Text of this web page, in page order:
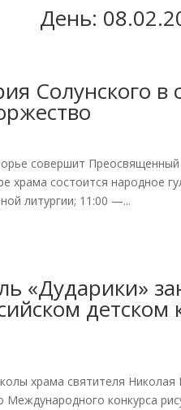
День:
Солунского в
совершит Преосвященный
храма состоится народное
литургии; 11:00 —...
«Дударики»
детском
храма святителя Николая
конкурса